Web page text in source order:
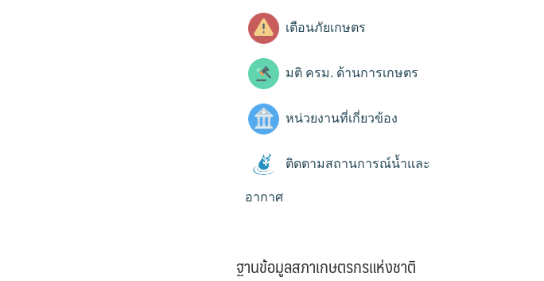
เตือนภัยเกษตร
มติ ครม. ด้านการเกษตร
หน่วยงานที่เกี่ยวข้อง
ติดตามสถานการณ์น้ำและ
อากาศ
ฐานข้อมูลสภาเกษตรกรแห่งชาติ